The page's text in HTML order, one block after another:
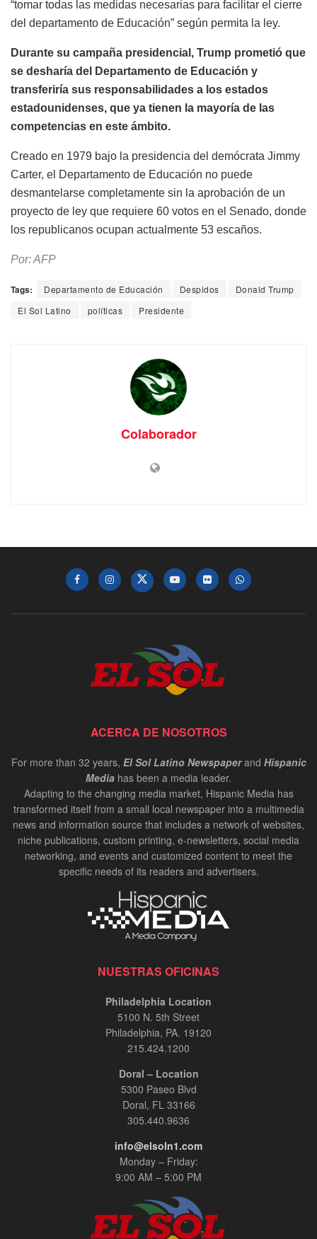
“tomar todas las medidas necesarias para facilitar el cierre
del departamento de Educación” según permita la ley.
Durante su campaña presidencial, Trump prometió que
se desharía del Departamento de Educación y
transferiría sus responsabilidades a los estados
estadounidenses, que ya tienen la mayoría de las
competencias en este ámbito.
Creado en 1979 bajo la presidencia del demócrata Jimmy
Carter, el Departamento de Educación no puede
desmantelarse completamente sin la aprobación de un
proyecto de ley que requiere 60 votos en el Senado, donde
los republicanos ocupan actualmente 53 escaños.
Por: AFP
Tags: Departamento de Educación Despidos
Donald Trump
El Sol Latino
políticas Presidente
Colaborador
ACERCA DE NOSOTROS
For more than 32 years, El Sol Latino Newspaperand Hispanic
Media has been a media leader.
Adapting to the changing media market, Hispanic Media has
transformed itself from a small local newspaper into a multimedia
news and information source that includes a network of websites,
niche publications, custom printing, e-newsletters, social media
networking, and events and customized content to meet the
specific needs of its readers and advertisers.
NUESTRAS OFICINAS
Philadelphia Location
5100 N. 5th Street
Philadelphia, PA. 19120
215.424.1200
Doral – Location
5300 Paseo Blvd
Doral, FL 33166
305.440.9636
info@elsoln1.com
Monday – Friday:
9:00 AM – 5:00 PM